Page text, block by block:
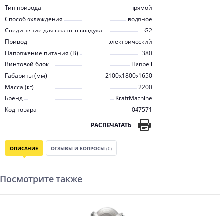
Тип привода
прямой
Способ охлаждения
водяное
Соединение для сжатого воздуха
G2
Привод
электрический
Напряжение питания (В)
380
Винтовой блок
Hanbell
Габариты (мм)
2100x1800x1650
Масса (кг)
2200
Бренд
KraftMachine
Код товара
047571
РАСПЕЧАТАТЬ
ОПИСАНИЕ ОТЗЫВЫ И ВОПРОСЫ (0)
Посмотрите также